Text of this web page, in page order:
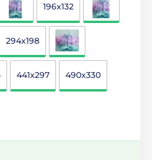
196x132
294x198
441x297 490x330